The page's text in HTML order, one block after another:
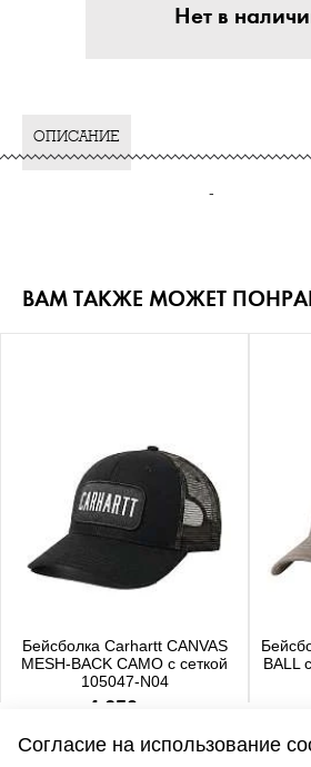
Нет в
ОПИСАНИЕ
-
ВАМ ТАКЖЕ МОЖЕТ
Бейсболка Carhartt CANVAS
MESH-BACK CAMO с сеткой
105047-N04
4 650 р.
BALL
Согласие на использование